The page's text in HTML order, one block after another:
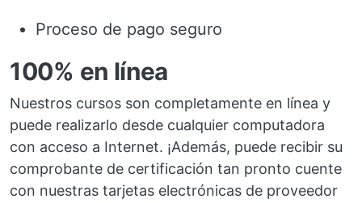
Proceso de pago seguro
100% en línea
Nuestros cursos son completamente en línea y
puede realizarlo desde cualquier computadora
con acceso a Internet. ¡Además, puede recibir su
comprobante de certificación tan pronto cuente
con nuestras tarjetas electrónicas de proveedor